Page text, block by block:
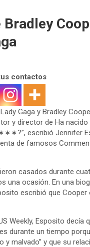
Bradley
contactos
Gaga y Bradley
y director de Ha
escribió Jennifer
de famosos
casados durante
una ocasión. En una
escribió que
Weekly, Esposito decía
durante un tiempo
y malvado” y que su